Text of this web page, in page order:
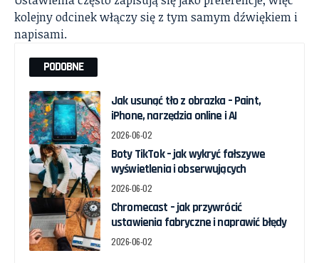
kolejny odcinek włączy się z tym samym dźwiękiem i
napisami.
PODOBNE
Jak usunąć tło z obrazka – Paint,
iPhone, narzędzia online i AI
2026-06-02
Boty TikTok – jak wykryć fałszywe
wyświetlenia i obserwujących
2026-06-02
Chromecast – jak przywrócić
ustawienia fabryczne i naprawić błędy
2026-06-02